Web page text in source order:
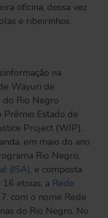
oficina, dessa vez
e ribeirinhos.
na
Wayuri de
do Rio Negro
Prêmio Estado de
Project (WJP),
em maio do ano
Rio Negro,
(ISA), e composta
etnias, a Rede
com o nome Rede
do Rio Negro. No